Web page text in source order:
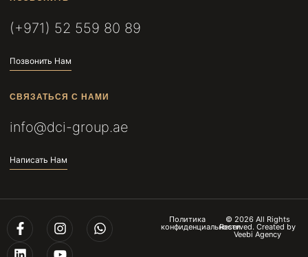
(+971) 52 559 80 89
Позвонить Нам
СВЯЗАТЬСЯ С НАМИ
info@dci-group.ae
Написать Нам
Политика
конфиденциальности
© 2026 All Rights
Reserved. Created by
Veebi Agency